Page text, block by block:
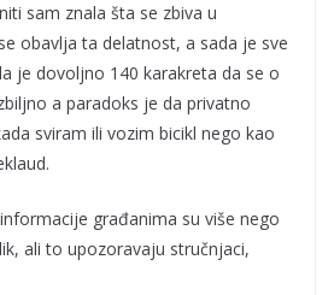
sam znala šta se zbiva u
obavlja ta delatnost, a sada je sve
je dovoljno 140 karakreta da se o
a paradoks je da privatno
sviram ili vozim bicikl nego kao
građanima su više nego
ali to upozoravaju stručnjaci,